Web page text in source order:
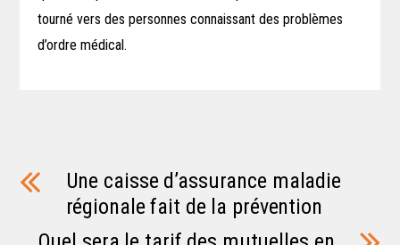
tourné vers des personnes connaissant des problèmes
d’ordre médical.
Une caisse d’assurance maladie
régionale fait de la prévention